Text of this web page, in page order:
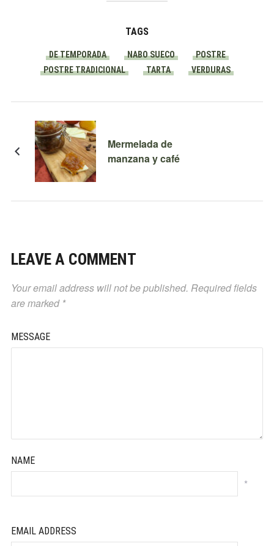
TAGS
DE TEMPORADA NABO SUECO
POSTRE
POSTRE TRADICIONAL
TARTA VERDURAS
Mermelada de
manzana y café
LEAVE A COMMENT
Your email address will not be published. Required fields
are marked *
MESSAGE
NAME
*
EMAIL ADDRESS